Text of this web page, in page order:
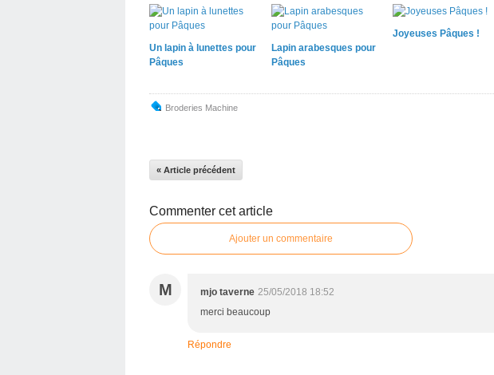
Un lapin à lunettes pour
Pâques
Lapin arabesques pour
Pâques
Joyeuses Pâques !
Broderies Machine
« Article précédent
Commenter cet article
Ajouter un commentaire
M mjo taverne 25/05/2018 18:52
merci beaucoup
Répondre